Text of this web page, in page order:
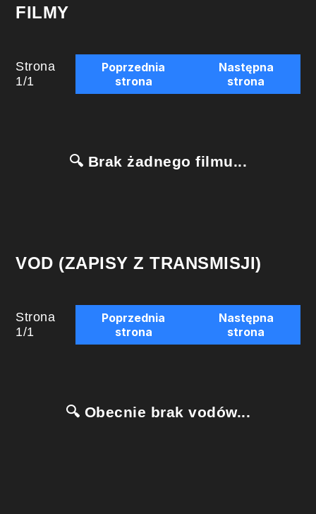
FILMY
Strona
1/1
Poprzednia
strona
Następna
strona
🔍 Brak żadnego filmu...
VOD (ZAPISY Z TRANSMISJI)
Strona
1/1
Poprzednia
strona
Następna
strona
🔍 Obecnie brak vodów...